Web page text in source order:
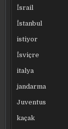
İsrail
İstanbul
istiyor
İsviçre
italya
jandarma
Juventus
kaçak